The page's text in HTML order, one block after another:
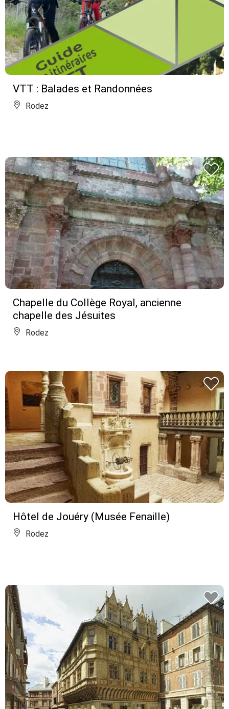
VTT : Balades et Randonnées
Rodez
Chapelle du Collège Royal, ancienne
chapelle des Jésuites
Rodez
Hôtel de Jouéry (Musée Fenaille)
Rodez